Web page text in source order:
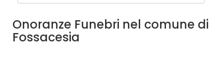
Onoranze Funebri nel comune di
Fossacesia